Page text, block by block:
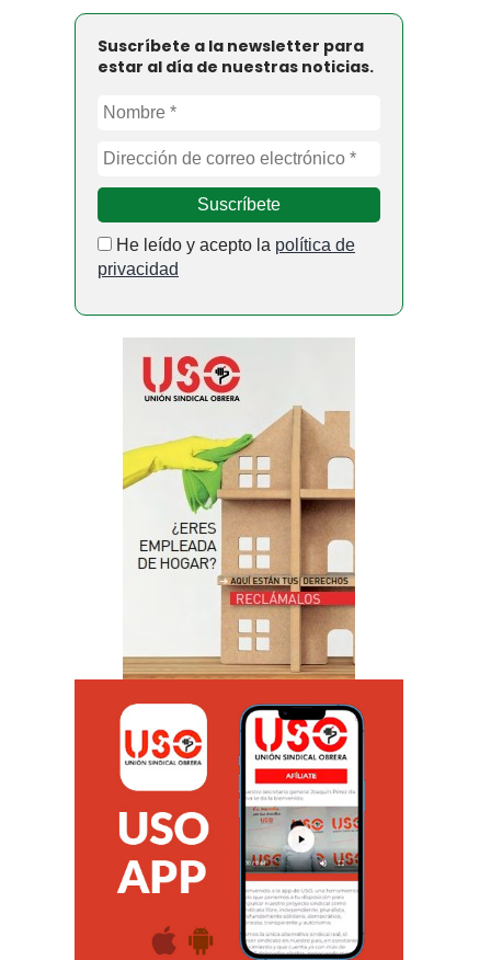
Suscríbete a la newsletter para
estar al día de nuestras noticias.
He leído y acepto la política de
privacidad